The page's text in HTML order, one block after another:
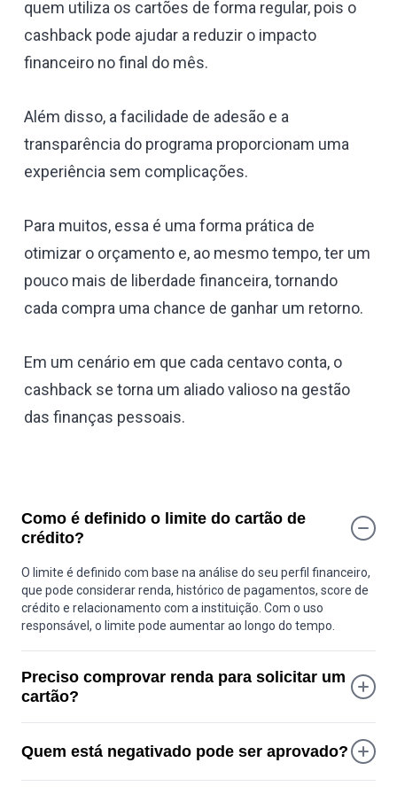
quem utiliza os cartões de forma regular, pois o
cashback pode ajudar a reduzir o impacto
financeiro no final do mês.
Além disso, a facilidade de adesão e a
transparência do programa proporcionam uma
experiência sem complicações.
Para muitos, essa é uma forma prática de
otimizar o orçamento e, ao mesmo tempo, ter um
pouco mais de liberdade financeira, tornando
cada compra uma chance de ganhar um retorno.
Em um cenário em que cada centavo conta, o
cashback se torna um aliado valioso na gestão
das finanças pessoais.
Como é definido o limite do cartão de
crédito?
O limite é definido com base na análise do seu perfil financeiro,
que pode considerar renda, histórico de pagamentos, score de
crédito e relacionamento com a instituição. Com o uso
responsável, o limite pode aumentar ao longo do tempo.
Preciso comprovar renda para solicitar um
cartão?
renda formal, pois a aprovação pode se basear no seu histórico
Quem está negativado pode ser aprovado?